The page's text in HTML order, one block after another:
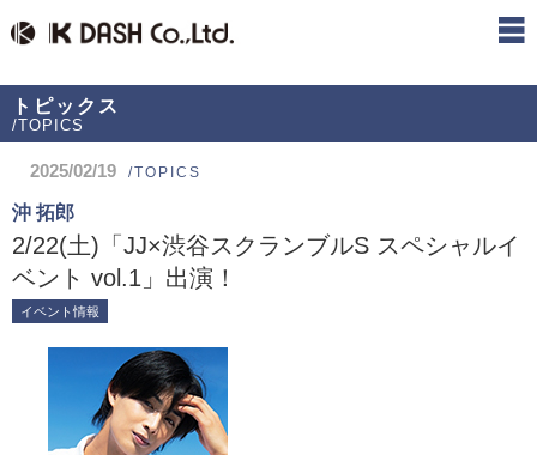
トピックス
/TOPICS
2025/02/19 /TOPICS
沖 拓郎
2/22(土)「JJ×渋谷スクランブルS スペシャルイ
ベント vol.1」出演！
イベント情報